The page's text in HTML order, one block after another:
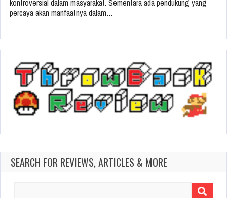
kontroversial dalam masyarakat. Sementara ada pendukung yang
percaya akan manfaatnya dalam…
SEARCH FOR REVIEWS, ARTICLES & MORE